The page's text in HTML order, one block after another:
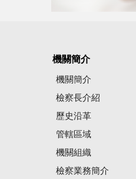
機關簡介
機關簡介
檢察長介紹
歷史沿革
管轄區域
機關組織
檢察業務簡介